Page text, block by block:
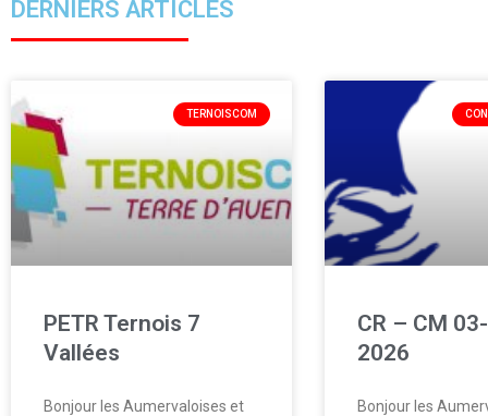
DERNIERS ARTICLES
TERNOISCOM
PETR Ternois 7
Vallées
Bonjour les Aumervaloises et
CR – CM
2026
Bonjour les